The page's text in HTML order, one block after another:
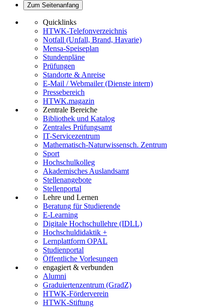
Zum Seitenanfang
Quicklinks
HTWK-Telefonverzeichnis
Notfall (Unfall, Brand, Havarie)
Mensa-Speiseplan
Stundenpläne
Prüfungen
Standorte & Anreise
E-Mail / Webmailer (Dienste intern)
Pressebereich
HTWK.magazin
Zentrale Bereiche
Bibliothek und Katalog
Zentrales Prüfungsamt
IT-Servicezentrum
Mathematisch-Naturwissensch. Zentrum
Sport
Hochschulkolleg
Akademisches Auslandsamt
Stellenangebote
Stellenportal
Lehre und Lernen
Beratung für Studierende
E-Learning
Digitale Hochschullehre (IDLL)
Hochschuldidaktik +
Lernplattform OPAL
Studienportal
Öffentliche Vorlesungen
engagiert & verbunden
Alumni
Graduiertenzentrum (GradZ)
HTWK-Förderverein
HTWK-Stiftung